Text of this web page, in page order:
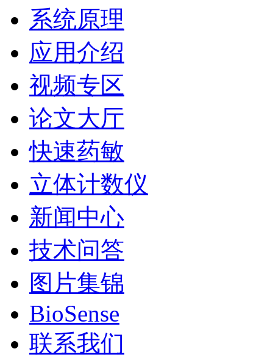
系统原理
应用介绍
视频专区
论文大厅
快速药敏
立体计数仪
新闻中心
技术问答
图片集锦
BioSense
联系我们